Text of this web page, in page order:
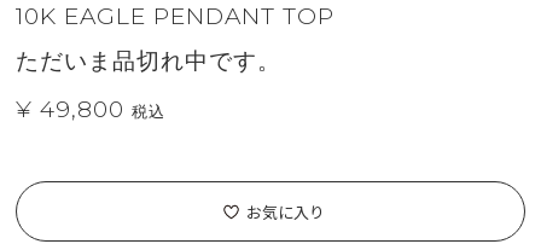
10K EAGLE PENDANT TOP
ただいま品切れ中です。
¥ 49,800税込
お気に入り